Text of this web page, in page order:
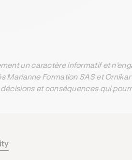
un caractère informatif et
Marianne Formation SAS et
et conséquences qui